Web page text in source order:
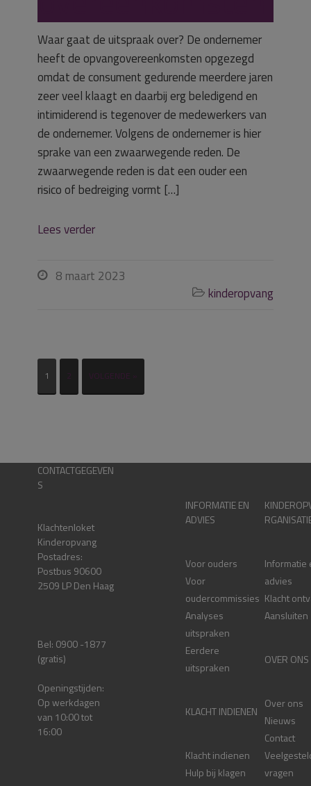
Waar gaat de uitspraak over? De ondernemer
heeft de opvangovereenkomsten opgezegd
omdat de consument gedurende meerdere jaren
zeer veel klaagt en daarbij erg beledigend en
intimiderend is tegenover de medewerkers van
de ondernemer. Volgens de ondernemer is hier
sprake van een zwaarwegende reden. De
zwaarwegende reden is dat een ouder een
risico of bedreiging vormt […]
Lees verder
 8 maart 2023
 kinderopvang
1 2 VOLGENDE »
CONTACTGEGEVEN
S
Klachtenloket
Kinderopvang
Postadres:
Postbus 90600
2509 LP Den Haag
Bel: 0900 -1877
(gratis)
Openingstijden:
Op werkdagen
van 10:00 tot
16:00
INFORMATIE EN
ADVIES
Voor ouders
Voor
oudercommissies
Analyses
uitspraken
Eerdere
uitspraken
KLACHT INDIENEN
Klacht indienen
Hulp bij klagen
Informatie
advies
Klacht
Aansluiten
OVER ONS
Over ons
Nieuws
Contact
vragen